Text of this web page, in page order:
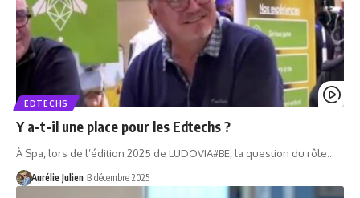
EDTECHS
Y a-t-il une place pour les Edtechs ?
À Spa, lors de l’édition 2025 de LUDOVIA#BE, la question du rôle…
Aurélie Julien 3 décembre 2025